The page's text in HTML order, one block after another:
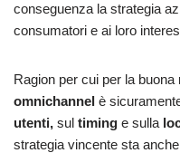
conseguenza la strategia
consumatori e ai loro
Ragion per cui per la buona
omnichannel è
utenti, sul timing e sulla
strategia vincente sta